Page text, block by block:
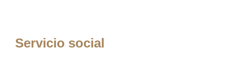
Servicio social